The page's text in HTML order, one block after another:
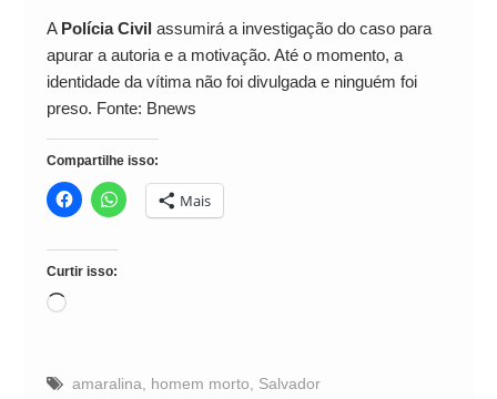
A Polícia Civil assumirá a investigação do caso para
apurar a autoria e a motivação. Até o momento, a
identidade da vítima não foi divulgada e ninguém foi
preso. Fonte: Bnews
Compartilhe isso:
Mais
Curtir isso:
Carregando...
amaralina homem morto Salvador